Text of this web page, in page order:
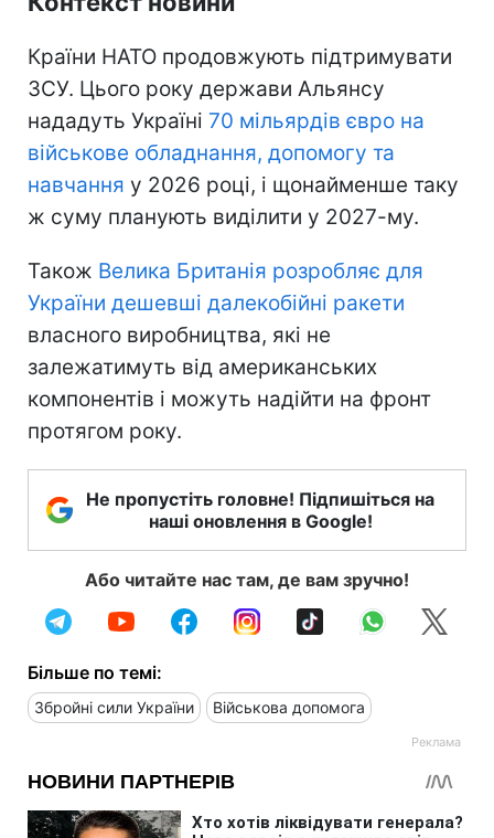
Країни НАТО продовжують підтримувати
ЗСУ. Цього року держави Альянсу
нададуть Україні 70 мільярдів євро на
військове обладнання, допомогу та
навчання у 2026 році, і щонайменше таку
ж суму планують виділити у 2027-му.
Також Велика Британія розробляє для
України дешевші далекобійні ракети
власного виробництва, які не
залежатимуть від американських
компонентів і можуть надійти на фронт
протягом року.
Не пропустіть головне! Підпишіться на
наші оновлення в Google!
Або читайте нас там, де вам зручно!
Більше по темі:
Збройні сили України Військова допомога